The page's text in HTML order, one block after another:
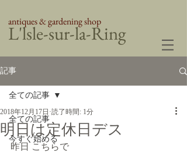
​L'lsle-sur-la-Ring
antiques & gardening shop
記事
全ての記事
今すぐ始める
全ての記事
明日は定休日デス
2018年12月17日 読了時間: 1分
昨日 こちらで